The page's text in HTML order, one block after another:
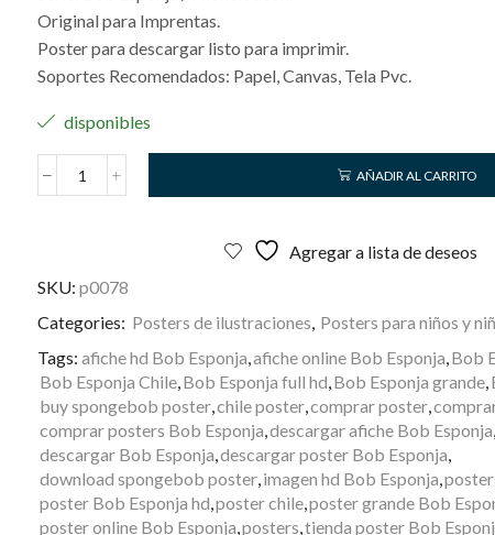
Original para Imprentas.
Poster para descargar listo para imprimir.
Soportes Recomendados: Papel, Canvas, Tela Pvc.
disponibles
Bob
AÑADIR AL CARRITO
Agregar a lista de deseos
SKU: p0078
Categories: Posters de ilustraciones, Posters para niños y
Tags: afiche hd Bob Esponja,afiche online Bob Esponja,Bob
Bob Esponja Chile,Bob Esponja full hd,Bob Esponja grande,
buy spongebob poster,chile poster,comprar poster,
comprar posters Bob Esponja,descargar afiche Bob Esponja,
descargar Bob Esponja,descargar poster Bob Esponja,
download spongebob poster,imagen hd Bob Esponja,poster
poster Bob Esponja hd,poster chile,poster grande Bob
poster online Bob Esponja,posters,tienda poster Bob